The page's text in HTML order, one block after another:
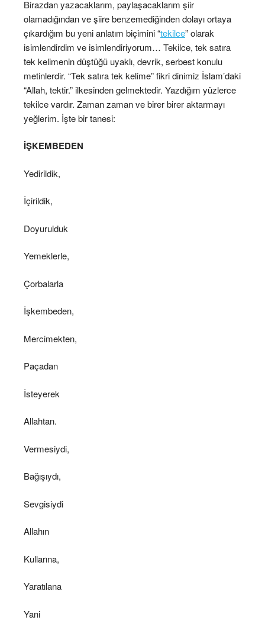
Birazdan yazacaklarım, paylaşacaklarım şiir
olamadığından ve şiire benzemediğinden dolayı ortaya
çıkardığım bu yeni anlatım biçimini “tekilce” olarak
isimlendirdim ve isimlendiriyorum… Tekilce, tek satıra
tek kelimenin düştüğü uyaklı, devrik, serbest konulu
metinlerdir. “Tek satıra tek kelime” fikri dinimiz İslam’daki
“Allah, tektir.” ilkesinden gelmektedir. Yazdığım yüzlerce
tekilce vardır. Zaman zaman ve birer birer aktarmayı
yeğlerim. İşte bir tanesi:
İŞKEMBEDEN
Yedirildik,
İçirildik,
Doyurulduk
Yemeklerle,
Çorbalarla
İşkembeden,
Mercimekten,
Paçadan
İsteyerek
Allahtan.
Vermesiydi,
Bağışıydı,
Sevgisiydi
Allahın
Kullarına,
Yaratılana
Yani